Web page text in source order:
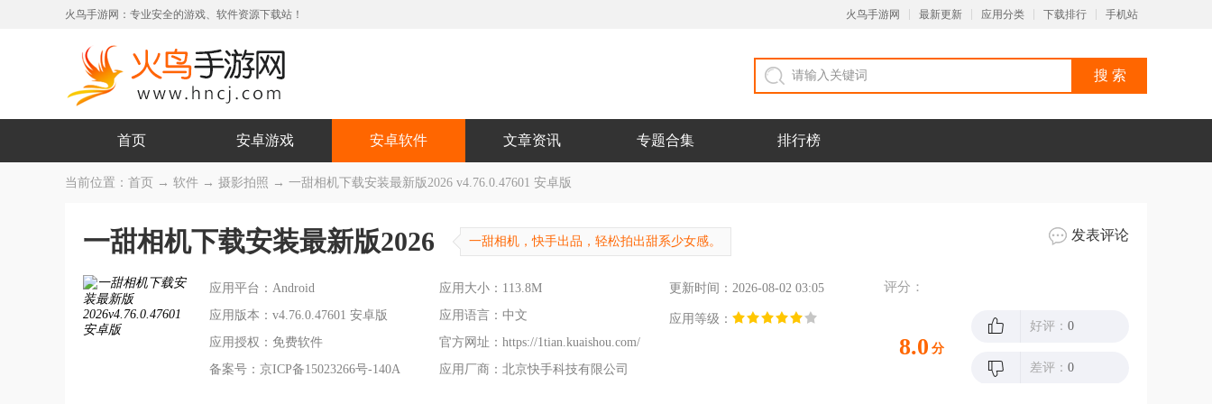
火鸟手游网：专业安全的游戏、软件资源下载站！ 火鸟手游网 最新更新 应用分类 下载排行 手机站
首页 安卓游戏 安卓软件 文章资讯 专题合集 排行榜
当前位置： 首页 → 软件 → 摄影拍照 → 一甜相机下载安装最新版2026 v4.76.0.47601 安卓版
一甜相机下载安装最新版2026 一甜相机，快手出品，轻松拍出甜系少女感。 发表评论
应用平台：Android 应用大小：113.8M
更新时间：2026-08-02 03:05
应用版本：v4.76.0.47601 安卓版
应用语言：中文
应用等级：
应用授权：免费软件
官方网址： https://1tian.kuaishou.com/
备案号：京ICP备15023266号-140A
应用厂商：北京快手科技有限公司
评分：
8.0 分
好评： 0
差评： 0